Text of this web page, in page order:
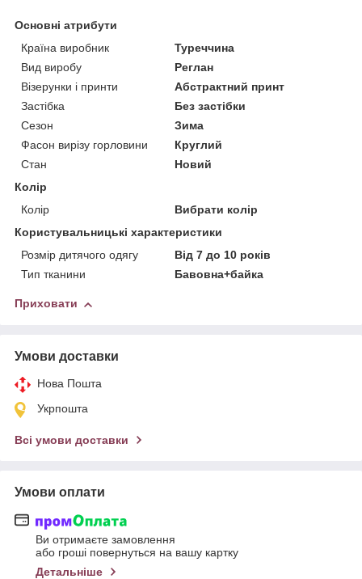
Основні атрибути
Країна виробник
Туреччина
Вид виробу
Реглан
Візерунки і принти
Абстрактний принт
Застібка
Без застібки
Сезон
Зима
Фасон вирізу горловини
Круглий
Стан
Новий
Колір
Колір
Вибрати колір
Користувальницькі характеристики
Розмір дитячого одягу
Від 7 до 10 років
Тип тканини
Бавовна+байка
Приховати
Умови доставки
Нова Пошта
Укрпошта
Всі умови доставки
Умови оплати
Ви отримаєте замовлення
або гроші повернуться на вашу картку
Детальніше